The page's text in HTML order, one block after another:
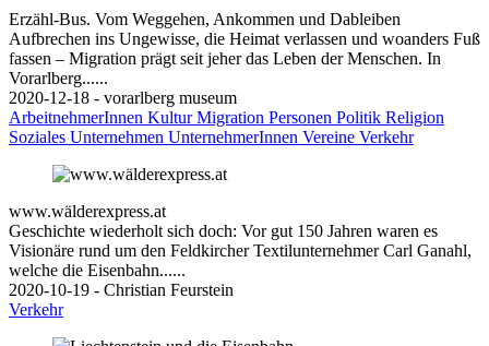
Erzähl-Bus. Vom Weggehen, Ankommen und Dableiben
Aufbrechen ins Ungewisse, die Heimat verlassen und woanders Fuß
fassen – Migration prägt seit jeher das Leben der Menschen. In
Vorarlberg......
2020-12-18 - vorarlberg museum
ArbeitnehmerInnen KulturMigration Personen Politik Religion
Soziales Unternehmen UnternehmerInnen Vereine Verkehr
www.wälderexpress.at
Geschichte wiederholt sich doch: Vor gut 150 Jahren waren es
Visionäre rund um den Feldkircher Textilunternehmer Carl Ganahl,
welche die Eisenbahn......
2020-10-19 - Christian Feurstein
Verkehr